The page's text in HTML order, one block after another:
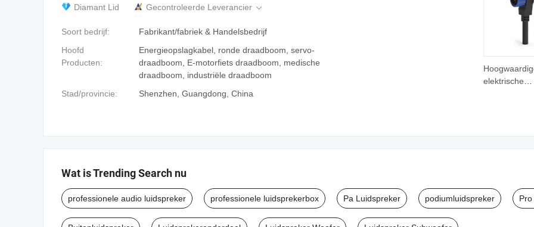
elektrische
Diamant Lid Gecontroleerde Leverancier 
Soort bedrijf:
Fabrikant/fabriek & Handelsbedrijf
Hoofd
Producten:
Energieopslagkabel, ronde draadboom, servo-
draadboom, E-motorfiets draadboom, medische
draadboom, industriële draadboom
Stad/provincie:
Shenzhen, Guangdong, China
Wat is Trending Search nu
professionele audio luidspreker professionele luidsprekerbox Pa Luidspreker podiumluidspreker